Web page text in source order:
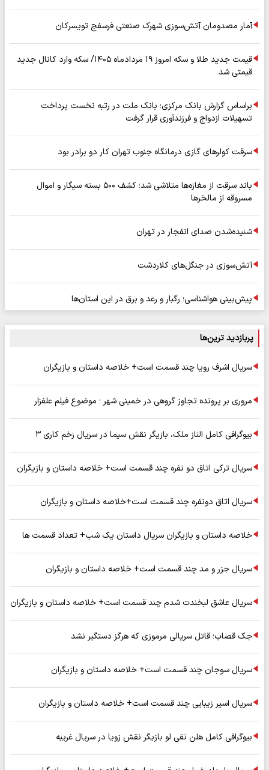
آمار مصدومان آتش‌سوزی شهرک صنعتی فرسفج تویسرکان
قیمت جدید طلا و سکه امروز ۱۹ مردادماه ۱۴۰۵/ سکه وارد کانال جدید
قیمتی شد
براساس گزارش بانک مرکزی؛ بانک ملت در رتبه نخست پرداخت
تسهیلات ازدواج و فرزندآوری قرار گرفت
سرقت کولرهای گازی درمانگاه جنوب تهران کار دو برادر بود
باند سرقت از مغازه‌ها متلاشی شد؛ کشف ۵۰۰ بسته سیگار و اموال
مسروقه از مالخرها
شنیده‌شدن صدای انفجار در تهران
آتش‌سوزی در جنگل‌های کلاردشت
پیش‌بینی هواشناسی؛ رگبار و رعد و برق در این استان‌ها
پربازدید ترین‌ها
سریال اشرف رویا چند قسمت است+ خلاصه داستان و بازیگران
مروری بر پرونده تجاوز گروهی در خمینی شهر ؛ موضوع فیلم علفزار
بیوگرافی کامل الناز ملک، بازیگر نقش سیما در سریال زخم کاری ۳
سریال ترکی اتاق دو نفره چند قسمت است+ خلاصه داستان و بازیگران
سریال اتاق دونفره چند قسمت است+خلاصه داستان و بازیگران
خلاصه داستان و بازیگران سریال داستان یک شب+ تعداد قسمت ها
سریال جزر و مد چند قسمت است+ خلاصه داستان و بازیگران
سریال عاشق لبخندت شدم چند قسمت است+ خلاصه داستان و بازیگران
جک قصاب؛ قاتل سریالی مرموزی که هرگز دستگیر نشد
سریال سوجان چند قسمت است+ خلاصه داستان و بازیگران
سریال اسیر زیبایی چند قسمت است+ خلاصه داستان و بازیگران
بیوگرافی کامل هلن نقی لو بازیگر نقش زویا در سریال غریبه